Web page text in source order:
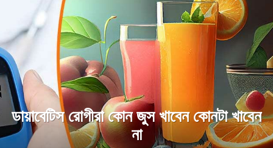
ডায়াবেটিস রোগীরা কোন জুস খাবেন কোনটা খাবেন
না